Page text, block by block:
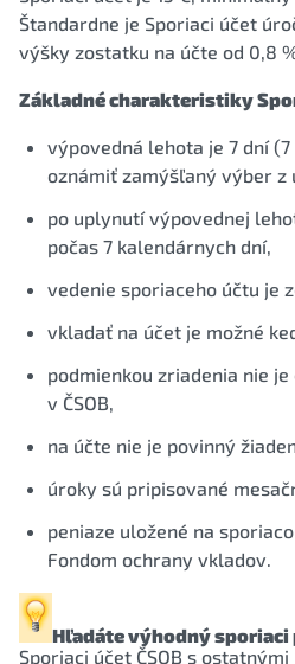
Štandardne je Sporiaci účet
výšky zostatku na účte od 0,8
Základné charakteristiky
výpovedná lehota je 7 dní
oznámiť zamýšľaný výber z
po uplynutí výpovednej
počas 7 kalendárnych dní,
vedenie sporiaceho účtu je
vkladať na účet je možné
podmienkou zriadenia nie
v ČSOB,
na účte nie je povinný
úroky sú pripisované
peniaze uložené na
Fondom ochrany vkladov.
Hľadáte výhodný
Sporiaci účet ČSOB s ostatnými